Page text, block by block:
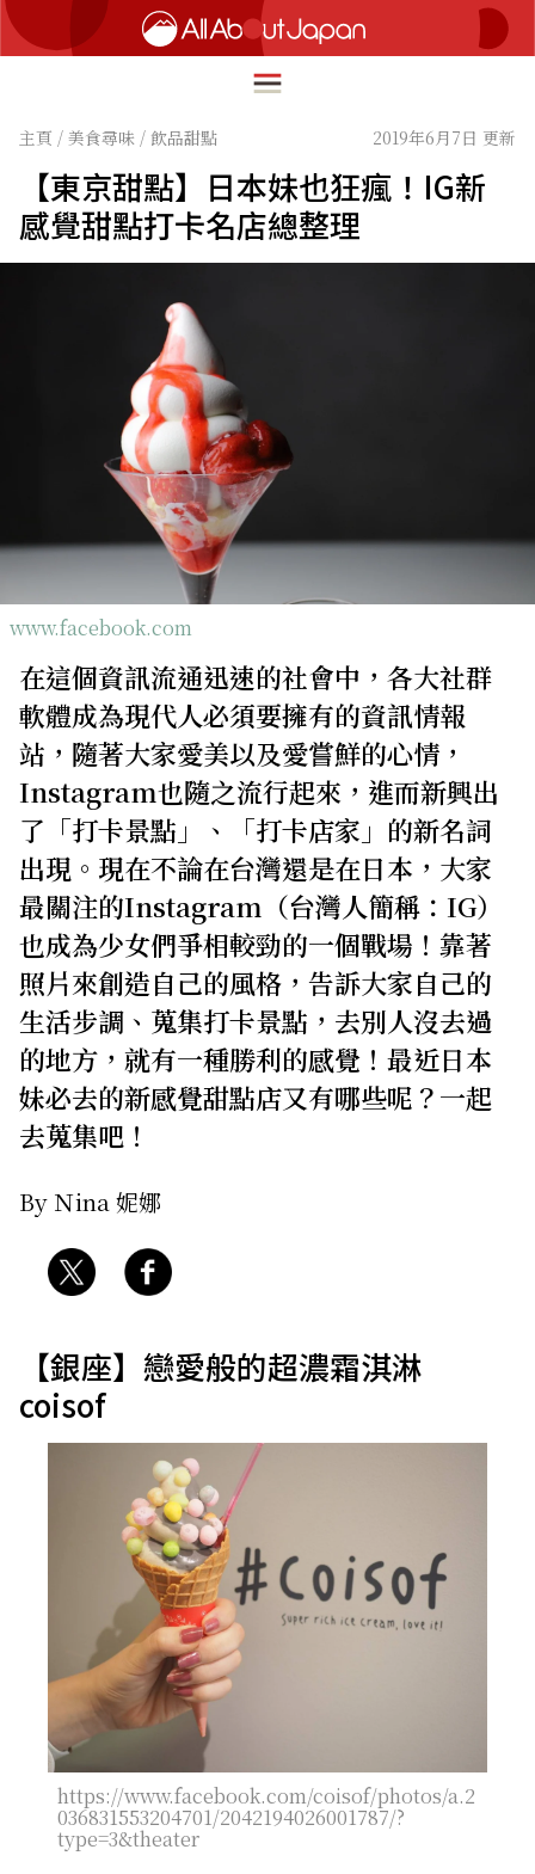
English
简体中文
HOME
流行文化
創新趨勢
在地故事
主頁 / 美食尋味 / 飲品甜點 2019年6月7日 更新
【東京甜點】日本妹也狂瘋！IG新
感覺甜點打卡名店總整理
www.facebook.com
在這個資訊流通迅速的社會中，各大社群
軟體成為現代人必須要擁有的資訊情報
站，隨著大家愛美以及愛嘗鮮的心情，
Instagram也隨之流行起來，進而新興出
了「打卡景點」、「打卡店家」的新名詞
出現。現在不論在台灣還是在日本，大家
最關注的Instagram（台灣人簡稱：IG）
也成為少女們爭相較勁的一個戰場！靠著
照片來創造自己的風格，告訴大家自己的
生活步調、蒐集打卡景點，去別人沒去過
的地方，就有一種勝利的感覺！最近日本
妹必去的新感覺甜點店又有哪些呢？一起
去蒐集吧！
By Ｎina 妮娜
【銀座】戀愛般的超濃霜淇淋
coisof
https://www.facebook.com/coisof/photos/a.2
036831553204701/2042194026001787/?
type=3&theater